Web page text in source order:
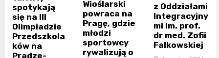
spotykają
się na III
Olimpiadzie
Przedszkola
ków na
Pradze-
Wioślarski
powraca na
Pragę, gdzie
młodzi
sportowcy
rywalizują o
z Oddziałami
Integracyjny
mi im. prof.
dr med. Zofii
Falkowskiej